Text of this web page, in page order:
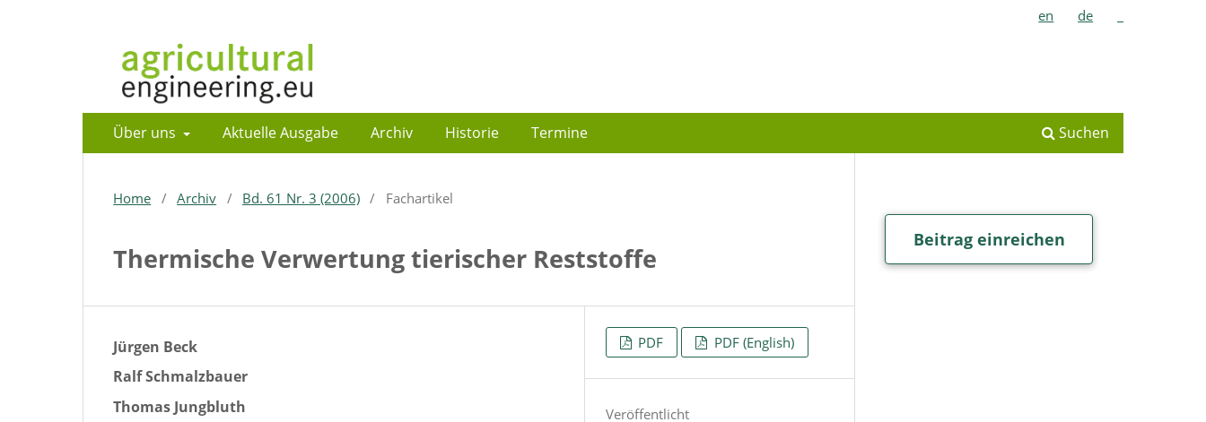
Über uns Aktuelle Ausgabe Archiv Historie Termine Suchen
en de
Home / Archiv / Bd. 61 Nr. 3 (2006) / Fachartikel
Thermische Verwertung tierischer Reststoffe
Jürgen Beck
Ralf Schmalzbauer
Thomas Jungbluth
PDF PDF (English)
Veröffentlicht
Beitrag einreichen